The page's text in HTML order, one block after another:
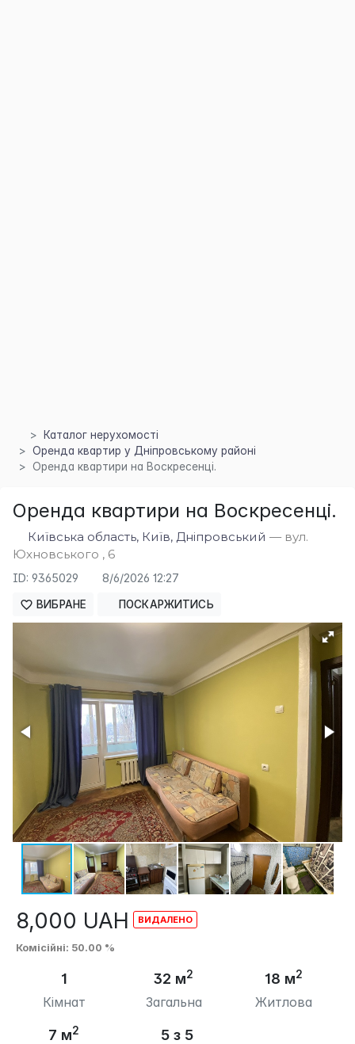
Каталог нерухомості
Оренда квартир у Дніпровському районі
Оренда квартири на Воскресенці.
Оренда квартири на Воскресенці.
Київська область, Київ, Дніпровський — вул.
Юхновського , 6
ID: 9365029 8/6/2026 12:27
ВИБРАНЕ ПОСКАРЖИТИСЬ
8,000 UAH
Комісійні: 50.00 %
1
Кімнат
32 м2
Загальна
18 м2
Житлова
7 м2 5 з 5
×